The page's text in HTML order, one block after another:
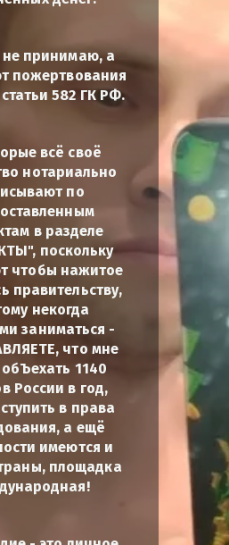
принимаю, а
пожертвования
582 ГК РФ.
всё своё
нотариально
по
в разделе
поскольку
чтобы нажитое
правительству,
некогда
заниматься -
что мне
1140
России в год,
в права
а ещё
имеются и
площадка